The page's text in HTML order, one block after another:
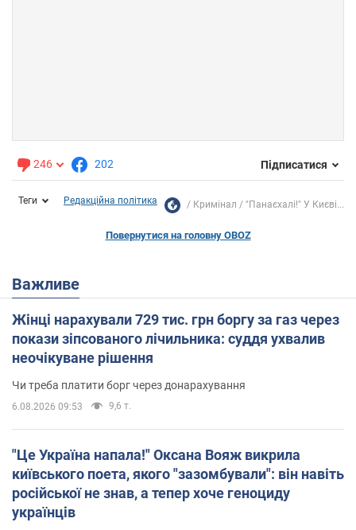
246 202 Підписатися
Теги Редакційна політика Кримінал "Панаєхалі!" У Києві...
Повернутися на головну OBOZ
Важливе
Жінці нарахували 729 тис. грн боргу за газ через
покази зіпсованого лічильника: суддя ухвалив
неочікуване рішення
Чи треба платити борг через донарахування
6.08.2026 09:53 9,6 т.
"Це Україна напала!" Оксана Вояж викрила
київського поета, якого "зазомбували": він навіть
російської не знав, а тепер хоче геноциду
українців